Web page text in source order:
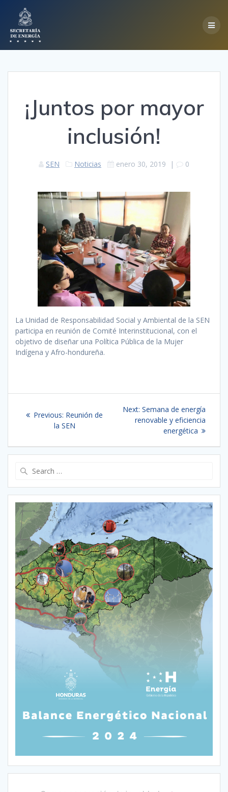
¡Juntos por mayor
inclusión!
SEN Noticias enero 30, 2019 | 0
La Unidad de Responsabilidad Social y Ambiental de la SEN
participa en reunión de Comité Interinstitucional, con el
objetivo de diseñar una Política Pública de la Mujer
Indígena y Afro-hondureña.
entradas
Previous: Previous
post:
Reunión de
la SEN
Next: Next
post:
Semana de energía
renovable y eficiencia
energética